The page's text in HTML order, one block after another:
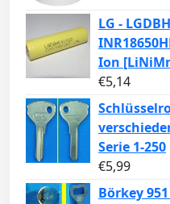
LG -
Ion
€5,14
Serie 1-250
€5,99
Börkey